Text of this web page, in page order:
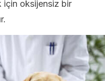
için oksijensiz bir